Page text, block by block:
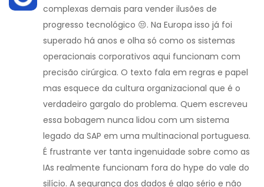
complexas demais para vender ilusões de
progresso tecnológico 😒. Na Europa isso já foi
superado há anos e olha só como os sistemas
operacionais corporativos aqui funcionam com
precisão cirúrgica. O texto fala em regras e papel
mas esquece da cultura organizacional que é o
verdadeiro gargalo do problema. Quem escreveu
essa bobagem nunca lidou com um sistema
legado da SAP em uma multinacional portuguesa.
É frustrante ver tanta ingenuidade sobre como as
IAs realmente funcionam fora do hype do vale do
silício. A segurança dos dados é algo sério e não